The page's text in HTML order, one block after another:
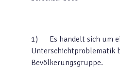
1) Es handelt sich um
Unterschichtproblematik
Bevölkerungsgruppe.